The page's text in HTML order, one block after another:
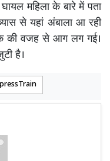
महिला के बारे में पता
से यहां अंबाला आ रही
की वजह से आग लग गई।
है।